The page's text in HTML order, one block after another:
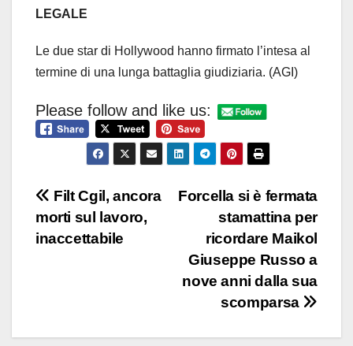
LEGALE
Le due star di Hollywood hanno firmato l’intesa al
termine di una lunga battaglia giudiziaria. (AGI)
Please follow and like us:
Navigazione
articoli
Forcella si è fermata
stamattina per
ricordare Maikol
Giuseppe Russo a
nove anni dalla sua
scomparsa
Filt Cgil, ancora
morti sul lavoro,
inaccettabile